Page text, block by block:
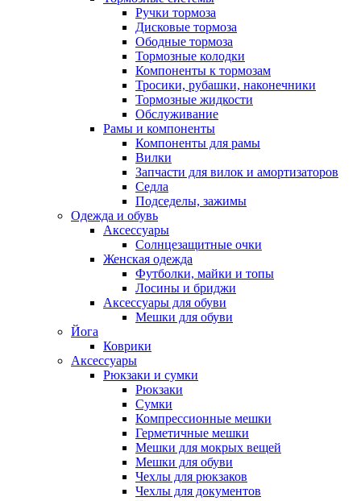
Ручки тормоза
Дисковые тормоза
Ободные тормоза
Тормозные колодки
Компоненты к тормозам
Тросики, рубашки, наконечники
Тормозные жидкости
Обслуживание
Рамы и компоненты
Компоненты для рамы
Вилки
Запчасти для вилок и амортизаторов
Седла
Подседелы, зажимы
Одежда и обувь
Аксессуары
Солнцезащитные очки
Женская одежда
Футболки, майки и топы
Лосины и бриджи
Аксессуары для обуви
Мешки для обуви
Йога
Коврики
Аксессуары
Рюкзаки и сумки
Рюкзаки
Сумки
Компрессионные мешки
Герметичные мешки
Мешки для мокрых вещей
Мешки для обуви
Чехлы для рюкзаков
Чехлы для документов